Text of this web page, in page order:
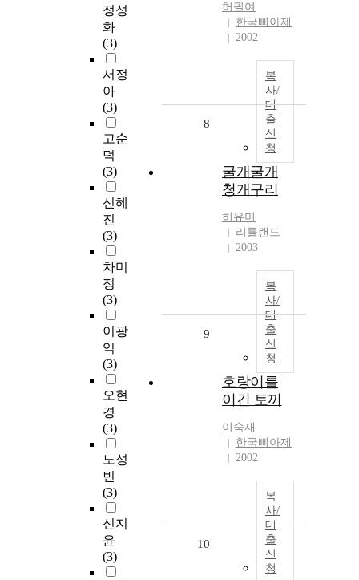
정성
화
(3)
서정
아
(3)
고순
덕
(3)
신혜
진
(3)
차미
정
(3)
이광
익
(3)
오현
경
(3)
노성
빈
(3)
신지
윤
(3)
허필여
한국삐아제
2002
복
사/
대
출
신
청
8
굴개굴개
청개구리
허유미
리틀랜드
2003
복
사/
대
출
신
청
9
호랑이를
이긴 토끼
이숙재
한국삐아제
2002
복
사/
대
출
신
청
10